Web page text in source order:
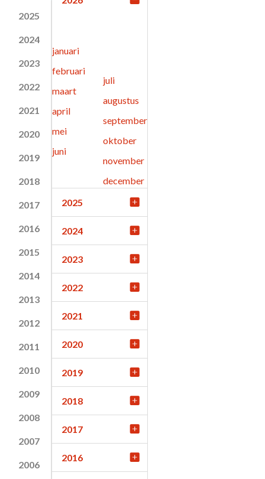
2025
2024
2023
2022
2021
2020
2019
2018
2017
2016
2015
2014
2013
2012
2011
2010
2009
2008
2007
2006
januari
februari
maart
april
mei
juni
juli
augustus
september
oktober
november
december
2025
2024
2023
2022
2021
2020
2019
2018
2017
2016